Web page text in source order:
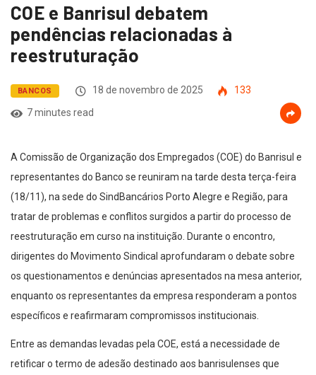
COE e Banrisul debatem
pendências relacionadas à
reestruturação
BANCOS 18 de novembro de 2025
133
7 minutes read
A Comissão de Organização dos Empregados (COE) do Banrisul e
representantes do Banco se reuniram na tarde desta terça-feira
(18/11), na sede do SindBancários Porto Alegre e Região, para
tratar de problemas e conflitos surgidos a partir do processo de
reestruturação em curso na instituição. Durante o encontro,
dirigentes do Movimento Sindical aprofundaram o debate sobre
os questionamentos e denúncias apresentados na mesa anterior,
enquanto os representantes da empresa responderam a pontos
específicos e reafirmaram compromissos institucionais.
Entre as demandas levadas pela COE, está a necessidade de
retificar o termo de adesão destinado aos banrisulenses que